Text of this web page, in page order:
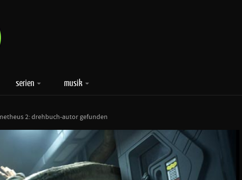
serien musik
2: drehbuch-autor gefunden